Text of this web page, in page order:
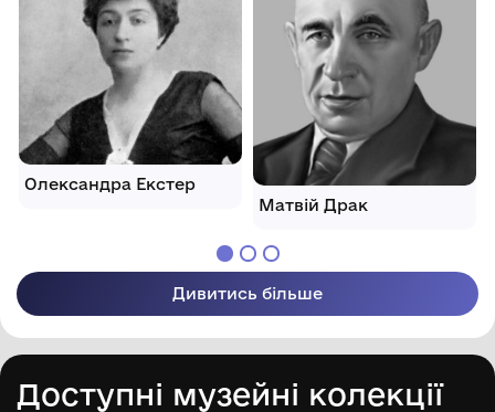
Олександра Екстер
Матвій Драк
Дивитись більше
Доступні музейні колекції